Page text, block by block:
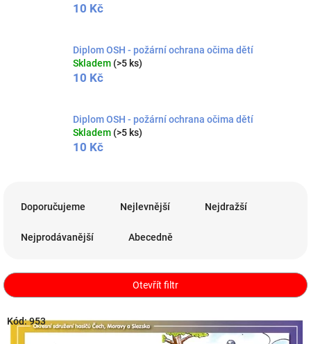
10 Kč
Diplom OSH - požární ochrana očima dětí
Skladem (>5 ks)
10 Kč
Diplom OSH - požární ochrana očima dětí
Skladem (>5 ks)
10 Kč
p
r
d
Doporučujeme Nejlevnější Nejdražší
Nejprodávanější Abecedně
Otevřít filtr
V
Kód:953